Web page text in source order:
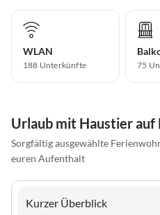
WLAN
188 Unterkünfte 75
Urlaub mit Haustier auf
Sorgfältig ausgewählte
euren Aufenthalt
Kurzer Überblick